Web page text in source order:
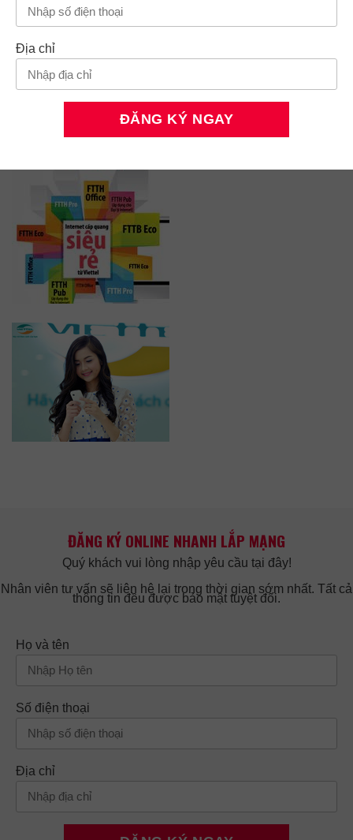
ĐĂNG KÝ ONLINE NHANH LẮP MẠNG
Quý khách vui lòng nhập yêu cầu tại đây!
Nhân viên tư vấn sẽ liên hệ lại trong thời gian sớm nhất. Tất cả
thông tin đều được bảo mật tuyệt đối.
Họ và tên
Số điện thoại
Địa chỉ
Địa chỉ